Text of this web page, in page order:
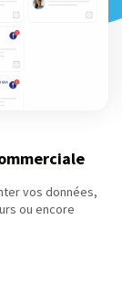
vos données,
ou encore